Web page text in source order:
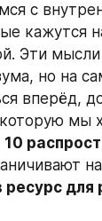
с
кажутся
Эти мысли
но на
вперёд,
мы
10
ресурс для